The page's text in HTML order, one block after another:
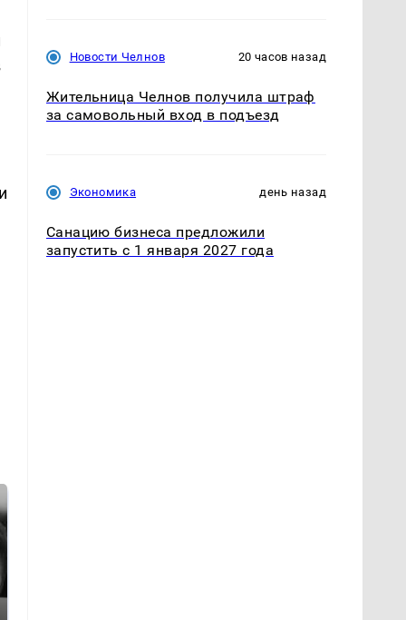
Новости Челнов 20 часов назад
Жительница Челнов получила штраф
за самовольный вход в подъезд
Экономика день назад
Санацию бизнеса предложили
запустить с 1 января 2027 года